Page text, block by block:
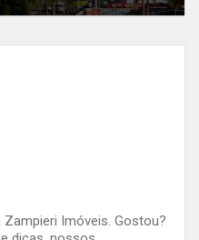
Imóveis. Gostou?